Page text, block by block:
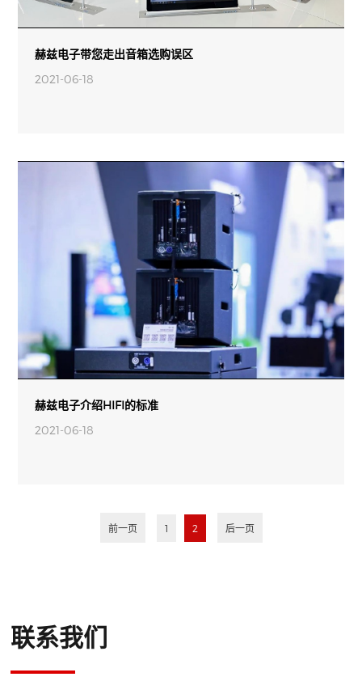
赫兹电子带您走出音箱选购误区
2021-06-18
赫兹电子介绍HIFI的标准
2021-06-18
前一页 1 2 后一页
联系我们